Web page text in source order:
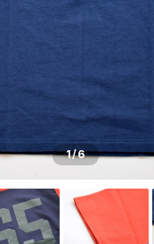
1/6